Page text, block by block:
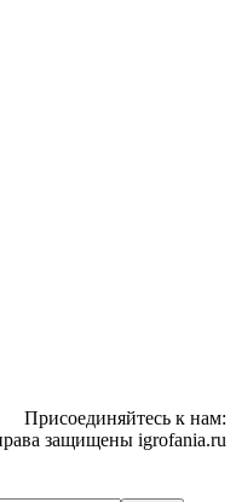
Присоединяйтесь к нам:
защищены igrofania.ru